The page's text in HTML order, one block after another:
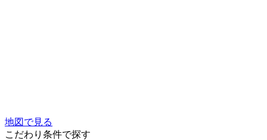
地図で見る
こだわり条件で探す